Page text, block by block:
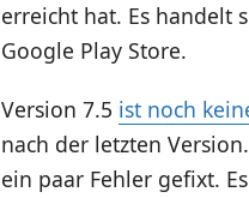
erreicht hat. Es handelt
Google Play Store.
Version 7.5 ist noch
nach der letzten
ein paar Fehler gefixt.